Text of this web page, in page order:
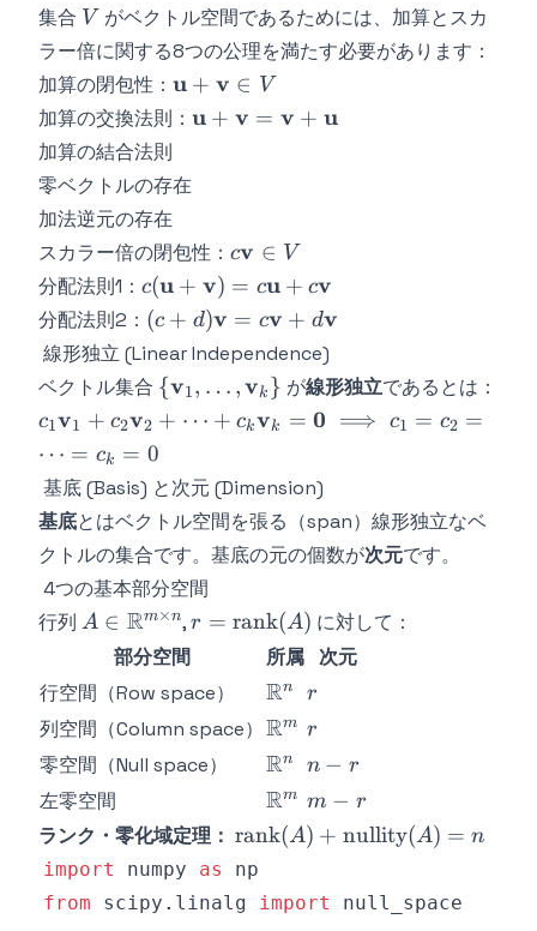
集合 V
V がベクトル空間であるためには、加算とスカ
ラー倍に関する8つの公理を満たす必要があります：
加算の閉包性： \mathbf{u}
+
u + v ∈ V
加算の交換法則： \mathbf{u}
+
\mathbf{u}
u + v = v + u
加算の結合法則
零ベクトルの存在
加法逆元の存在
スカラー倍の閉包性： c\mathbf{v}
\in V
cv ∈ V
分配法則1： c(\mathbf{u}+\mathbf{v})
= c\mathbf{u} +
c\mathbf{v}
c(u + v) = cu + cv
分配法則2： (c+d)\mathbf{v}
= c\mathbf{v} +
d\mathbf{v}
(c + d)v = cv + dv
線形独立 (Linear Independence)
ベクトル集合 \
{\mathbf{v}_1,
{v1, … ,vk } が線形独立であるとは：
c_1\mathbf{v}_1
c_2\mathbf{v}_2
+ \cdots +
c_k\mathbf{v}_k
= \mathbf{0}
\implies c_1 =
c_2 = \cdots =
c_k = 0
c1v1 + c2v2 + ⋯ + ckvk = 0 ⟹ c1 = c2 =
⋯ = ck = 0
基底 (Basis) と次元 (Dimension)
基底とはベクトル空間を張る（span）線形独立なベ
クトルの集合です。基底の元の個数が次元です。
4つの基本部分空間
行列 A \in
\mathbb{R}^{m
\times n}
A ∈ Rm×n,r =
\text{rank}
r = rank(A) に対して：
部分空間
所属
次元
行空間（Row space）
\mathbb{R}^n
Rn r
r
列空間（Column space） \mathbb{R}^m
Rm r
r
零空間（Null space） \mathbb{R}^n
Rn
n-
n − r
左零空間 \mathbb{R}^m
Rm
m-
r
m − r
ランク・零化域定理： \text{rank}
(A) +
\text{nullity}
(A) = n
rank(A) + nullity(A) = n
import numpy as
from scipy . linalg import